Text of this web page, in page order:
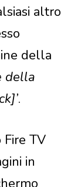
altro
della
della
.
TV
in